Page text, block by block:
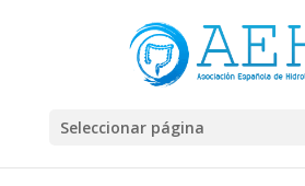
Seleccionar página